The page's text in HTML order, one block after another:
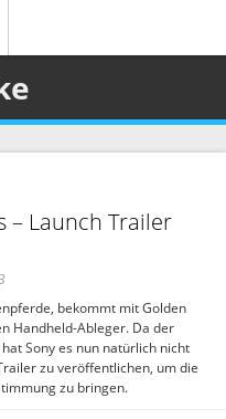
– Launch Trailer
bekommt mit Golden
Handheld-Ableger. Da der
Sony es nun natürlich nicht
zu veröffentlichen, um die
zu bringen.